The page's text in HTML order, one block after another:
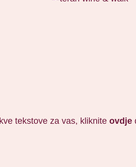
tekstove za vas, kliknite ovdje